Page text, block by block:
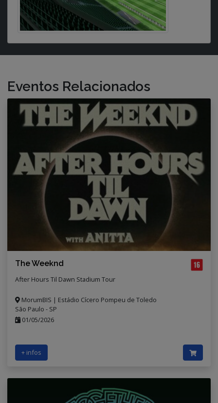
Eventos Relacionados
The Weeknd
After Hours Til Dawn Stadium Tour
MorumBIS | Estádio Cícero Pompeu de Toledo
São Paulo - SP
01/05/2026
+ infos